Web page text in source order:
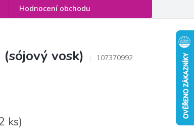
Hodnocení obchodu
vosk) 107370992
ks)